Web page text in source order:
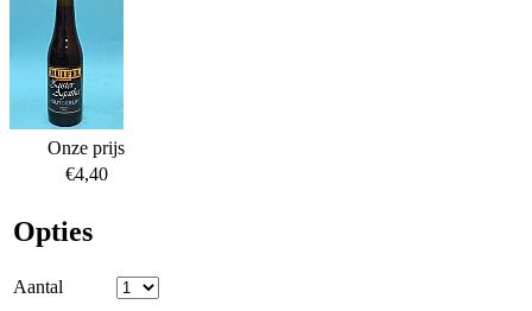
Onze prijs
€4,40
Opties
Aantal